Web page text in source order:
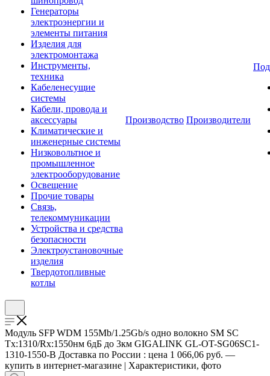
Генераторы
электроэнергии и
элементы питания
Изделия для
электромонтажа
Инструменты,
техника
Кабеленесущие
системы
Кабели, провода и
аксессуары
Климатические и
инженерные системы
Низковольтное и
промышленное
электрооборудование
Освещение
Прочие товары
Связь,
телекоммуникации
Устройства и средства
безопасности
Электроустановочные
изделия
Твердотопливные
котлы
Производство Производители
Модуль SFP WDM 155Mb/1.25Gb/s одно волокно SM SC
Tx:1310/Rx:1550нм 6дБ до 3км GIGALINK GL-OT-SG06SC1-
1310-1550-B Доставка по России : цена 1 066,06 руб. —
купить в интернет-магазине | Характеристики, фото